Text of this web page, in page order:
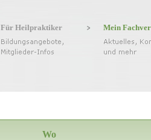
Für Heilpraktiker Mein
Wo